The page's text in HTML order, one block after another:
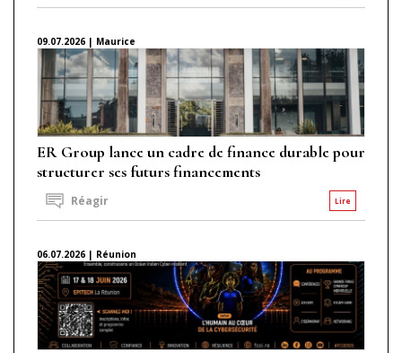
09.07.2026 | Maurice
ER Group lance un cadre de finance durable pour
structurer ses futurs financements
Lire
Réagir
06.07.2026 | Réunion